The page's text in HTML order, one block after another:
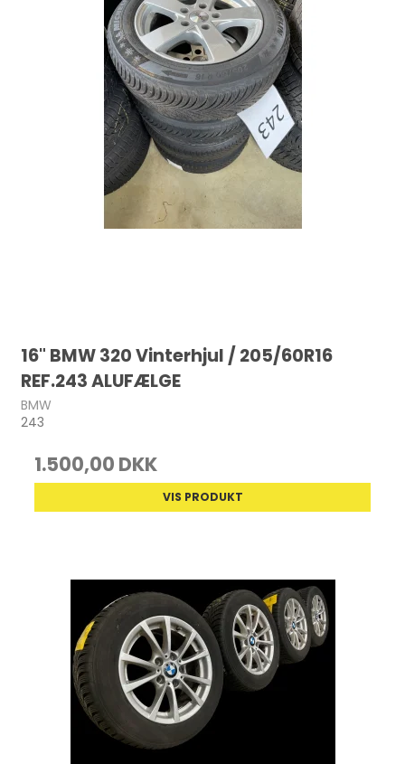
16" BMW 320 Vinterhjul / 205/60R16
REF.243 ALUFÆLGE
BMW
243
1.500,00 DKK
VIS PRODUKT